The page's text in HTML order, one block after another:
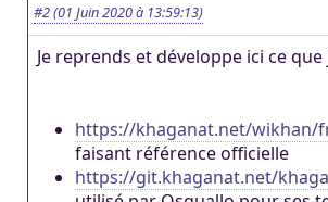
#2(01 Juin 2020 à 13:59:13)
Je reprends et développe ici ce
https://khaganat.net/wikhan/
faisant référence officielle
https://git.khaganat.net/